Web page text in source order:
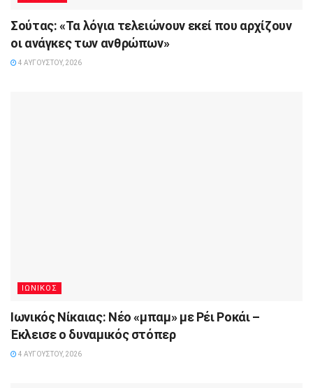
Σούτας: «Τα λόγια τελειώνουν εκεί που αρχίζουν
οι ανάγκες των ανθρώπων»
4 ΑΥΓΟΎΣΤΟΥ, 2026
ΙΩΝΙΚΟΣ
Ιωνικός Νίκαιας: Νέο «μπαμ» με Ρέι Ροκάι –
Έκλεισε ο δυναμικός στόπερ
4 ΑΥΓΟΎΣΤΟΥ, 2026